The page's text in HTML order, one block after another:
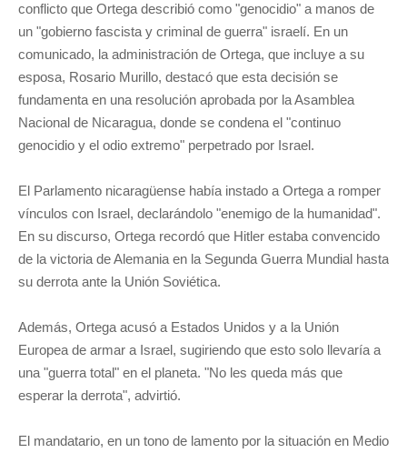
conflicto que Ortega describió como "genocidio" a manos de
un "gobierno fascista y criminal de guerra" israelí. En un
comunicado, la administración de Ortega, que incluye a su
esposa, Rosario Murillo, destacó que esta decisión se
fundamenta en una resolución aprobada por la Asamblea
Nacional de Nicaragua, donde se condena el "continuo
genocidio y el odio extremo" perpetrado por Israel.
El Parlamento nicaragüense había instado a Ortega a romper
vínculos con Israel, declarándolo "enemigo de la humanidad".
En su discurso, Ortega recordó que Hitler estaba convencido
de la victoria de Alemania en la Segunda Guerra Mundial hasta
su derrota ante la Unión Soviética.
Además, Ortega acusó a Estados Unidos y a la Unión
Europea de armar a Israel, sugiriendo que esto solo llevaría a
una "guerra total" en el planeta. "No les queda más que
esperar la derrota", advirtió.
El mandatario, en un tono de lamento por la situación en Medio